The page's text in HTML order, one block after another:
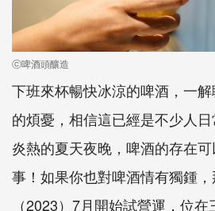
ⓒ啤酒頭釀造
下班來杯暢快冰涼的啤酒，一
的煩憂，相信這已經是不少人
炎熱的夏天夜晚，啤酒的存在
事！如果你也對啤酒情有獨鍾
（2023）7月開始試營運，位